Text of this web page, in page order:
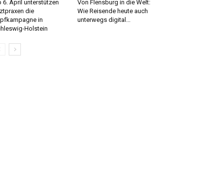
6. April unterstützen
die
in
Holstein
Von Flensburg in die Welt:
Wie Reisende heute auch
unterwegs digital...